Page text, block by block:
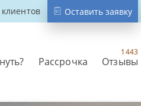
Оставить заявку
Рассрочка Отзывы
1443